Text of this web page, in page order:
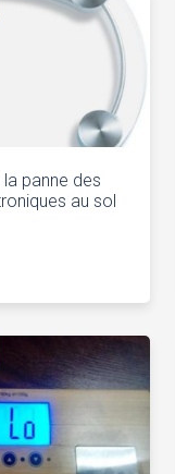
panne des
au sol